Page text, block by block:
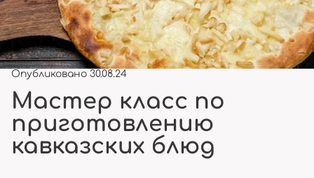
Опубликовано 30.08.24
Мастер класс по
приготовлению
кавказских блюд